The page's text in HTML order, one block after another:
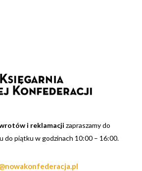
i reklamacji zapraszamy do
do piątku w godzinach 10:00 – 16:00.